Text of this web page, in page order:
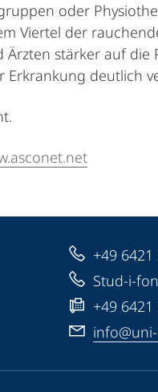
oder
Viertel der
stärker auf
deutlich
+49 6421
Stud-i-
+49